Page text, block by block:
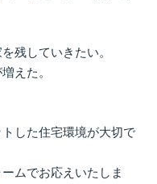
残していきたい。
えた。
した住宅環境が大切で
ムでお応えいたしま